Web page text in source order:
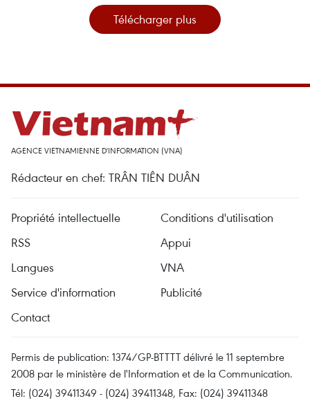
Télécharger plus
AGENCE VIETNAMIENNE D'INFORMATION (VNA)
Rédacteur en chef: TRÂN TIÊN DUÂN
Propriété intellectuelle
Conditions d'utilisation
RSS
Appui
Langues
VNA
Service d'information
Publicité
Contact
Permis de publication: 1374/GP-BTTTT délivré le 11 septembre
2008 par le ministère de l'Information et de la Communication.
Tél: (024) 39411349 - (024) 39411348, Fax: (024) 39411348